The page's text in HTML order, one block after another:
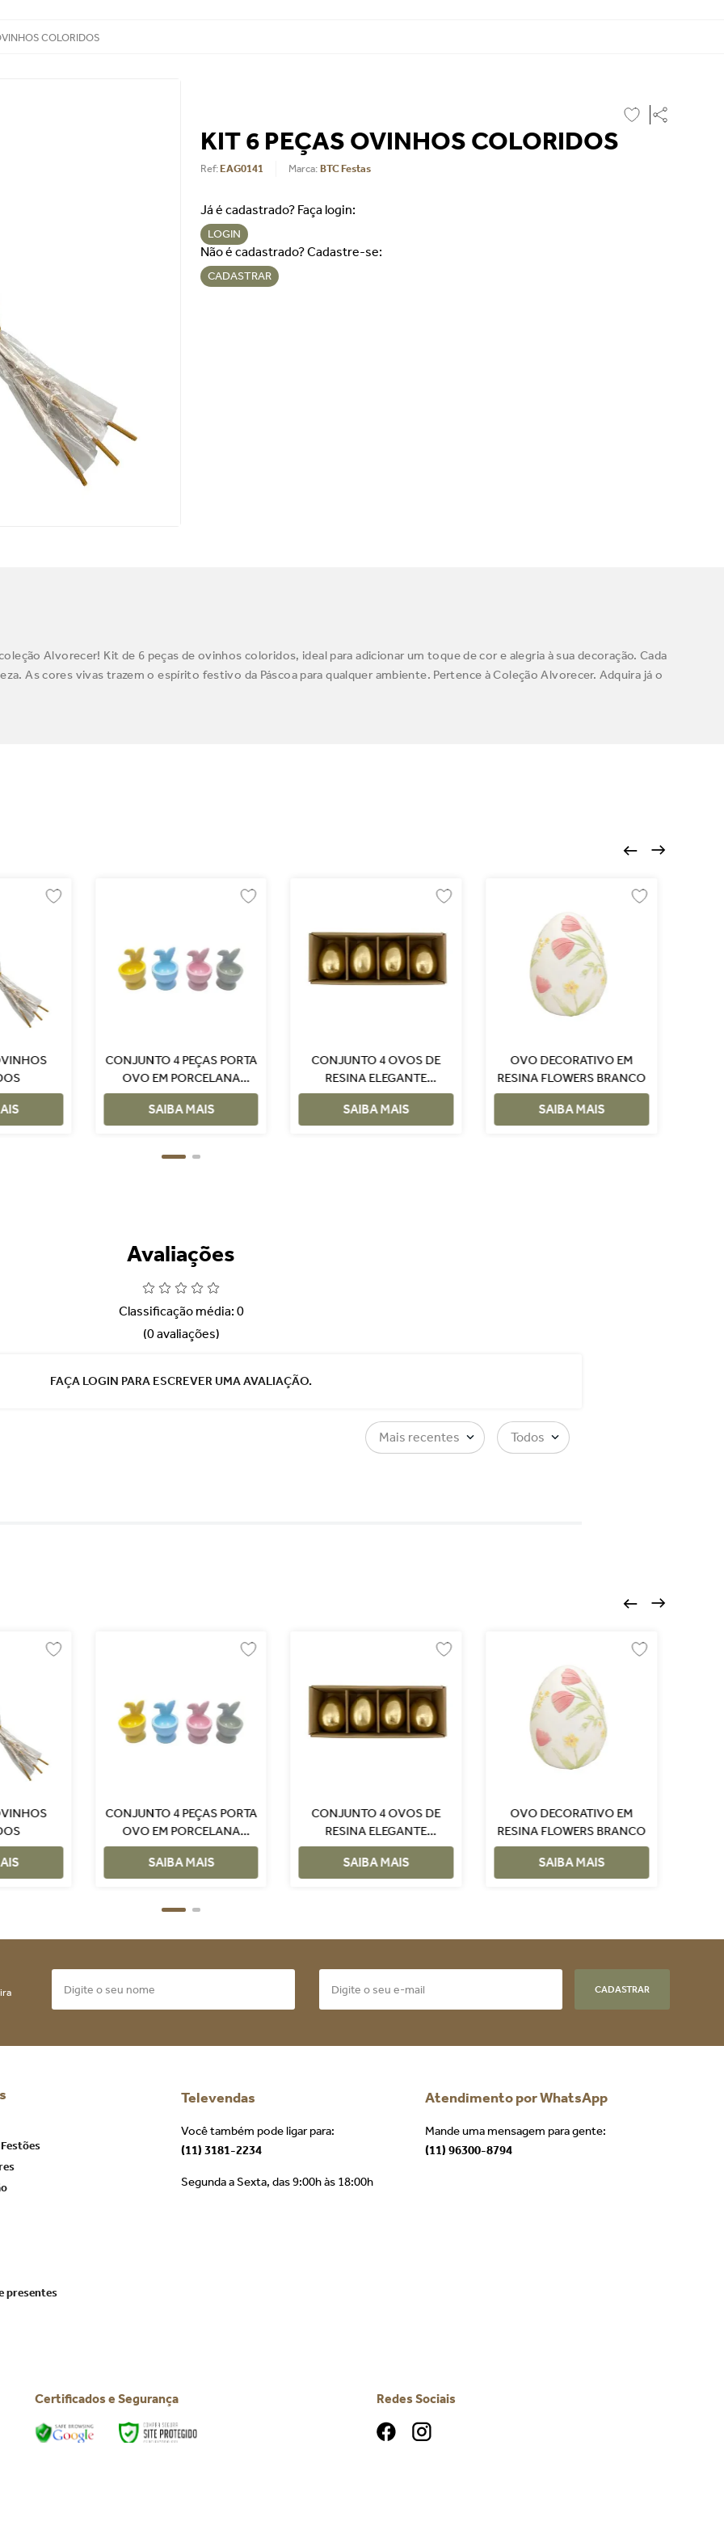
COLORIDOS
KIT 6 PEÇAS OVINHOS COLORIDOS
Ref:EAG0141 BTC Festas
Já é cadastrado? Faça login:
LOGIN
Não é cadastrado? Cadastre-se:
CADASTRAR
Alvorecer! Kit de 6 peças de ovinhos coloridos, ideal para adicionar um toque de cor e alegria à sua decoração. Cada
As cores vivas trazem o espírito festivo da Páscoa para qualquer ambiente. Pertence à Coleção Alvorecer. Adquira já o
CONJUNTO 4 PEÇAS PORTA
OVO EM PORCELANA
COLORIDOS
SAIBA MAIS
CONJUNTO 4 OVOS DE
RESINA ELEGANTE
DOURADO
SAIBA MAIS
OVO DECORATIVO EM
RESINA FLOWERS BRANCO
SAIBA MAIS
Avaliações
Classificação média: 0
(0 avaliações)
FAÇA LOGIN PARA ESCREVER UMA AVALIAÇÃO.
Mais recentes Todos
CONJUNTO 4 PEÇAS PORTA
OVO EM PORCELANA
COLORIDOS
SAIBA MAIS
CONJUNTO 4 OVOS DE
RESINA ELEGANTE
DOURADO
SAIBA MAIS
OVO DECORATIVO EM
RESINA FLOWERS BRANCO
SAIBA MAIS
CADASTRAR
presentes
Televendas
Você também pode ligar para:
(11) 3181-2234
Segunda a Sexta, das 9:00h às 18:00h
Atendimento por WhatsApp
Mande uma mensagem para gente:
(11) 96300-8794
Certificados e Segurança Redes Sociais